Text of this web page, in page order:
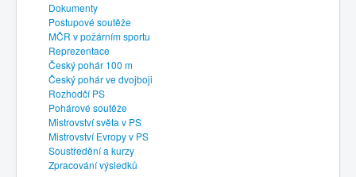
Dokumenty
Postupové soutěže
MČR v požárním sportu
Reprezentace
Český pohár 100 m
Český pohár ve dvojboji
Rozhodčí PS
Pohárové soutěže
Mistrovství světa v PS
Mistrovství Evropy v PS
Soustředění a kurzy
Zpracování výsledků